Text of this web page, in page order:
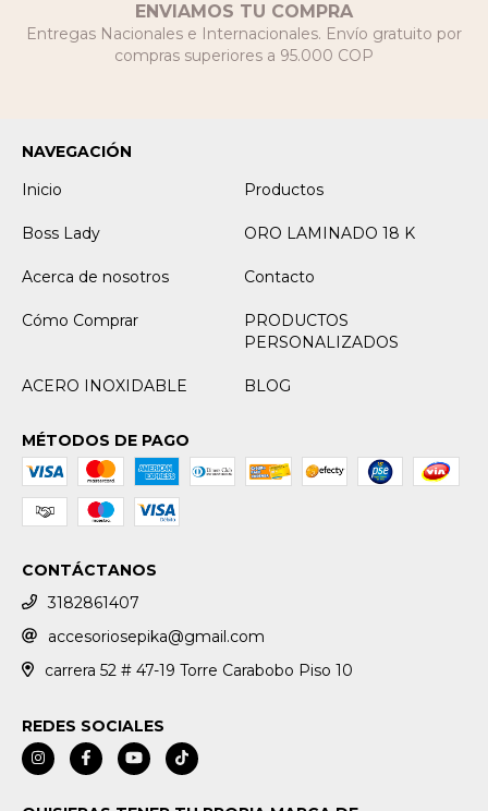
ENVIAMOS TU COMPRA
Entregas Nacionales e Internacionales. Envío gratuito por
compras superiores a 95.000 COP
NAVEGACIÓN
Inicio
Productos
Boss Lady ORO LAMINADO 18 K
Acerca de nosotros Contacto
Cómo Comprar
PRODUCTOS
PERSONALIZADOS
ACERO INOXIDABLE BLOG
MÉTODOS DE PAGO
CONTÁCTANOS
3182861407
accesoriosepika@gmail.com
carrera 52 # 47-19 Torre Carabobo Piso 10
REDES SOCIALES